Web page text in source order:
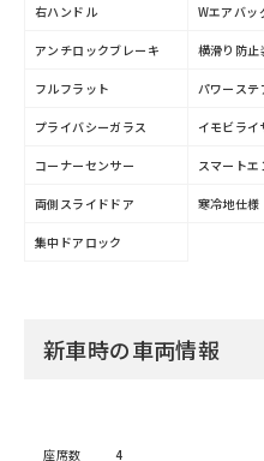
右ハンドル Wエアバッ
アンチロックブレーキ 横滑り防
フルフラット パワース
プライバシーガラス イモビライ
コーナーセンサー スマート
両側スライドドア 寒冷地仕様
集中ドアロック
新車時の車両情報
座席数 4